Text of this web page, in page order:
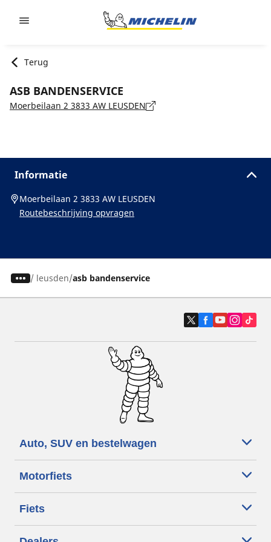
Terug
ASB BANDENSERVICE
Moerbeilaan 2 3833 AW LEUSDEN
Informatie
Moerbeilaan 2 3833 AW LEUSDEN
Routebeschrijving opvragen
/ leusden asb bandenservice
Auto, SUV en bestelwagen
Motorfiets
Fiets